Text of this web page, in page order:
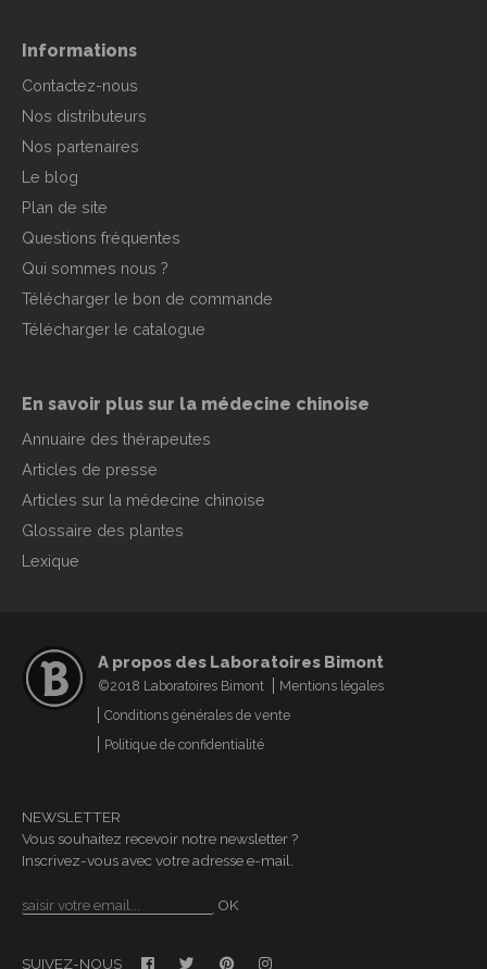
Informations
Contactez-nous
Nos distributeurs
Nos partenaires
Le blog
Plan de site
Questions fréquentes
Qui sommes nous ?
Télécharger le bon de commande
Télécharger le catalogue
En savoir plus sur la médecine chinoise
Annuaire des thérapeutes
Articles de presse
Articles sur la médecine chinoise
Glossaire des plantes
Lexique
A propos des Laboratoires Bimont
©2018 Laboratoires Bimont
Mentions légales
Conditions générales de vente
Politique de confidentialité
NEWSLETTER
Vous souhaitez recevoir notre newsletter ?
Inscrivez-vous avec votre adresse e-mail.
OK
SUIVEZ-NOUS